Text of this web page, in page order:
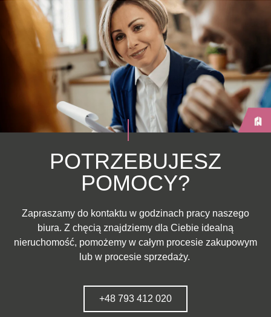
POTRZEBUJESZ
POMOCY?
Zapraszamy do kontaktu w godzinach pracy naszego
biura. Z chęcią znajdziemy dla Ciebie idealną
nieruchomość, pomożemy w całym procesie zakupowym
lub w procesie sprzedaży.
+48 793 412 020